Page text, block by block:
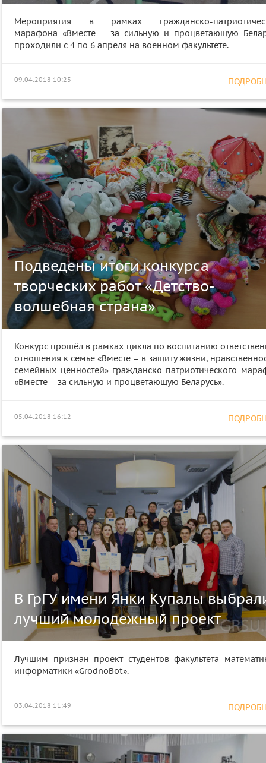
Мероприятия в рамках гражданско-
марафона «Вместе – за сильную и процветающую
проходили с 4 по 6 апреля на военном факультете.
09.04.2018 10:23
Подведены итоги конкурса
творческих работ «Детство-
волшебная страна»
Конкурс прошёл в рамках цикла по воспитанию
отношения к семье «Вместе – в защиту жизни,
семейных ценностей» гражданско-патриотического
«Вместе – за сильную и процветающую Беларусь».
05.04.2018 16:12
В ГрГУ имени Янки Купалы
лучший молодежный проект
Лучшим признан проект студентов факультета
информатики «GrodnoBot».
03.04.2018 11:49